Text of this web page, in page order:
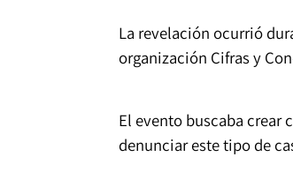
La revelación ocurrió
organización Cifras y
El evento buscaba crear
denunciar este tipo de